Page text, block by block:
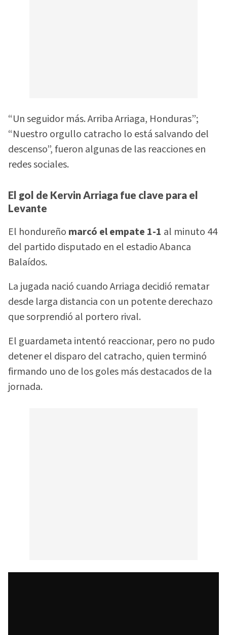
“Un seguidor más. Arriba Arriaga, Honduras”;
“Nuestro orgullo catracho lo está salvando del
descenso”, fueron algunas de las reacciones en
redes sociales.
El gol de Kervin Arriaga fue clave para el
Levante
El hondureño marcó el empate 1-1 al minuto 44
del partido disputado en el estadio Abanca
Balaídos.
La jugada nació cuando Arriaga decidió rematar
desde larga distancia con un potente derechazo
que sorprendió al portero rival.
El guardameta intentó reaccionar, pero no pudo
detener el disparo del catracho, quien terminó
firmando uno de los goles más destacados de la
jornada.